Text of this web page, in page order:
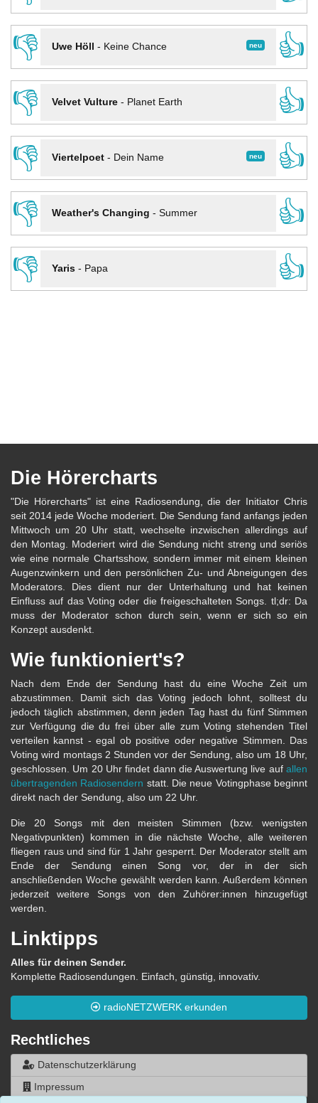
👎
neu
Uwe Höll - Keine Chance
👍
👎
Velvet Vulture- Planet Earth
👍
👎
neu
Viertelpoet- Dein Name
👍
👎
Weather's Changing - Summer
👍
👎
Yaris- Papa 👍
Die Hörercharts
"Die Hörercharts" ist eine Radiosendung, die der Initiator Chris
seit 2014 jede Woche moderiert. Die Sendung fand anfangs jeden
Mittwoch um 20 Uhr statt, wechselte inzwischen allerdings auf
den Montag. Moderiert wird die Sendung nicht streng und seriös
wie eine normale Chartsshow, sondern immer mit einem kleinen
Augenzwinkern und den persönlichen Zu- und Abneigungen des
Moderators. Dies dient nur der Unterhaltung und hat keinen
Einfluss auf das Voting oder die freigeschalteten Songs. tl;dr: Da
muss der Moderator schon durch sein, wenn er sich so ein
Konzept ausdenkt.
Wie funktioniert's?
Nach dem Ende der Sendung hast du eine Woche Zeit um
abzustimmen. Damit sich das Voting jedoch lohnt, solltest du
jedoch täglich abstimmen, denn jeden Tag hast du fünf Stimmen
zur Verfügung die du frei über alle zum Voting stehenden Titel
verteilen kannst - egal ob positive oder negative Stimmen. Das
Voting wird montags 2 Stunden vor der Sendung, also um 18 Uhr,
geschlossen. Um 20 Uhr findet dann die Auswertung live auf allen
übertragenden Radiosendern statt. Die neue Votingphase beginnt
direkt nach der Sendung, also um 22 Uhr.
Die 20 Songs mit den meisten Stimmen (bzw. wenigsten
Negativpunkten) kommen in die nächste Woche, alle weiteren
fliegen raus und sind für 1 Jahr gesperrt. Der Moderator stellt am
Ende der Sendung einen Song vor, der in der sich
anschließenden Woche gewählt werden kann. Außerdem können
jederzeit weitere Songs von den Zuhörer:innen hinzugefügt
werden.
Linktipps
Alles für deinen Sender.
Komplette Radiosendungen. Einfach, günstig, innovativ.
radioNETZWERK erkunden
Rechtliches
Datenschutzerklärung
Impressum